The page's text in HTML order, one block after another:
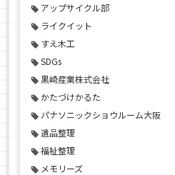
アップサイクル部
ライクイット
すえ木工
SDGs
黒崎産業株式会社
かたづけかるた
パナソニックショウルーム大阪
遺品整理
福祉整理
メモリーズ